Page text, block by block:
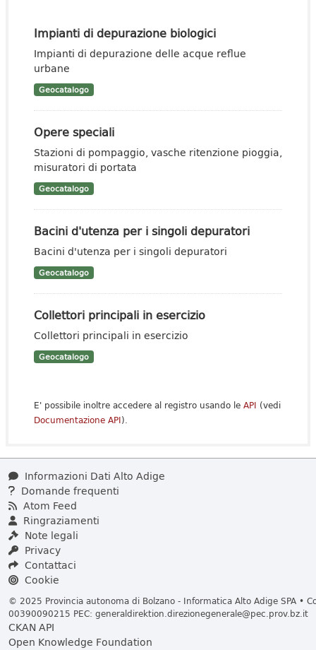
Impianti di depurazione biologici
Impianti di depurazione delle acque reflue
urbane
Geocatalogo
Opere speciali
Stazioni di pompaggio, vasche ritenzione pioggia,
misuratori di portata
Geocatalogo
Bacini d'utenza per i singoli depuratori
Bacini d'utenza per i singoli depuratori
Geocatalogo
Collettori principali in esercizio
Collettori principali in esercizio
Geocatalogo
E' possibile inoltre accedere al registro usando le API (vedi
Documentazione API).
Informazioni Dati Alto Adige
Domande frequenti
Atom Feed
Ringraziamenti
Note legali
Privacy
Contattaci
Cookie
© 2025 Provincia autonoma di Bolzano - Informatica Alto Adige SPA •
00390090215 PEC: generaldirektion.direzionegenerale@pec.prov.bz.it
CKAN API
Open Knowledge Foundation